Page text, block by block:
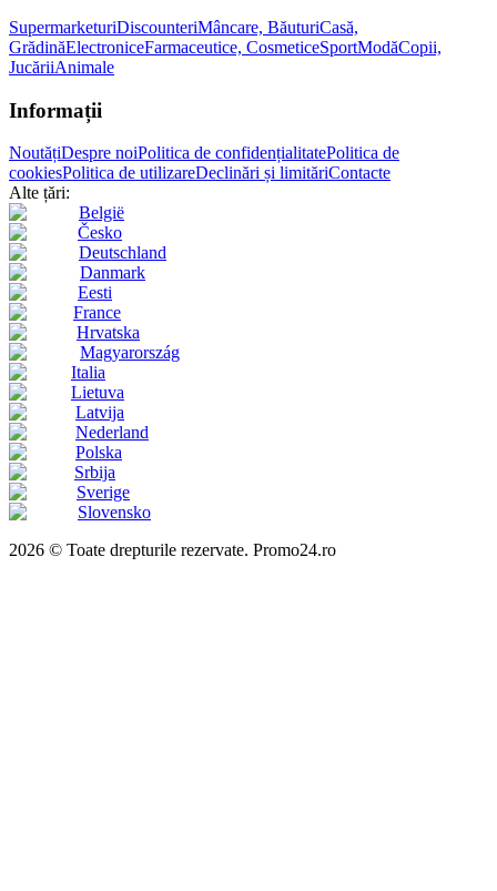
SupermarketuriDiscounteriMâncare, BăuturiCasă,
GrădinăElectroniceFarmaceutice, CosmeticeSportModăCopii,
JucăriiAnimale
Informații
NoutățiDespre noiPolitica de confidențialitatePolitica de
cookiesPolitica de utilizareDeclinări și limităriContacte
Alte țări:
België
Česko
Deutschland
Danmark
Eesti
France
Hrvatska
Magyarország
Italia
Lietuva
Latvija
Nederland
Polska
Srbija
Sverige
Slovensko
2026 © Toate drepturile rezervate. Promo24.ro